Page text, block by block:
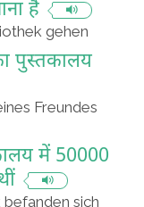
है
gehen
पुस्तकालय
Freundes
में 50000
sich